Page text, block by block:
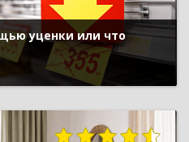
уценки или что